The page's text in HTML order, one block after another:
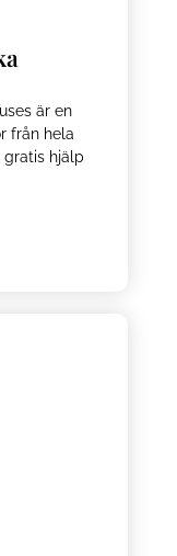
är en
från hela
gratis hjälp